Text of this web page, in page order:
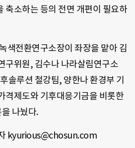
축소하는 등의 전면 개편이 필요하
색전환연구소장이 좌장을 맡아 김
구위원, 김수나 나라살림연구소
솔루션 철강팀, 양한나 환경부 기
격제도와 기후대응기금을 비롯한
을 나눴다.
kyurious@chosun.com